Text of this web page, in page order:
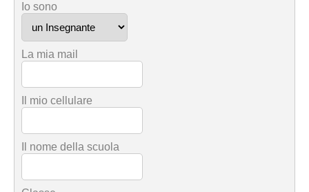
Io sono
La mia mail
Il mio cellulare
Il nome della scuola